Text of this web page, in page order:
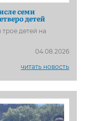
семи
детей
детей на
04.08.2026
читать новость